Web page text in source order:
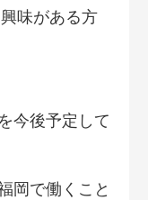
味がある方
今後予定して
岡で働くこと